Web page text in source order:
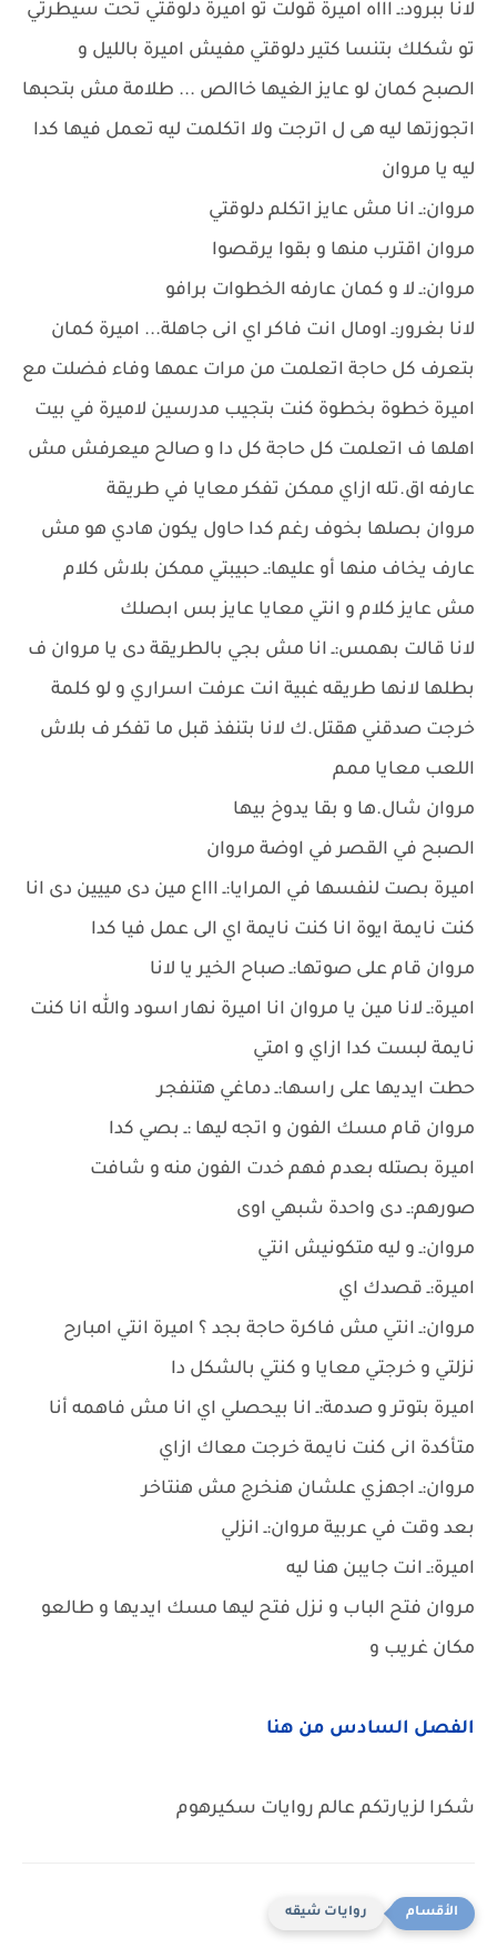
لانا ببرود:ـ اااه اميرة قولت تو اميرة دلوقتي تحت سيطرتي
تو شكلك بتنسا كتير دلوقتي مفيش اميرة بالليل و
الصبح كمان لو عايز الغيها خاالص ... طلامة مش بتحبها
اتجوزتها ليه هى ل اترجت ولا اتكلمت ليه تعمل فيها كدا
ليه يا مروان
مروان:ـ انا مش عايز اتكلم دلوقتي
مروان اقترب منها و بقوا يرقصوا
مروان:ـ لا و كمان عارفه الخطوات برافو
لانا بغرور:ـ اومال انت فاكر اي انى جاهلة... اميرة كمان
بتعرف كل حاجة اتعلمت من مرات عمها وفاء فضلت مع
اميرة خطوة بخطوة كنت بتجيب مدرسين لاميرة في بيت
اهلها ف اتعلمت كل حاجة كل دا و صالح ميعرفش مش
عارفه اق.تله ازاي ممكن تفكر معايا في طريقة
مروان بصلها بخوف رغم كدا حاول يكون هادي هو مش
عارف يخاف منها أو عليها:ـ حبيبتي ممكن بلاش كلام
مش عايز كلام و انتي معايا عايز بس ابصلك
لانا قالت بهمس:ـ انا مش بجي بالطريقة دى يا مروان ف
بطلها لانها طريقه غبية انت عرفت اسراري و لو كلمة
خرجت صدقني هقتل.ك لانا بتنفذ قبل ما تفكر ف بلاش
اللعب معايا ممم
مروان شال.ها و بقا يدوخ بيها
الصبح في القصر في اوضة مروان
اميرة بصت لنفسها في المرايا:ـ اااع مين دى مييين دى انا
كنت نايمة ايوة انا كنت نايمة اي الى عمل فيا كدا
مروان قام على صوتها:ـ صباح الخير يا لانا
اميرة:ـ لانا مين يا مروان انا اميرة نهار اسود والله انا كنت
نايمة لبست كدا ازاي و امتي
حطت ايديها على راسها:ـ دماغي هتنفجر
مروان قام مسك الفون و اتجه ليها :ـ بصي كدا
اميرة بصتله بعدم فهم خدت الفون منه و شافت
صورهم:ـ دى واحدة شبهي اوى
مروان:ـ و ليه متكونيش انتي
اميرة:ـ قصدك اي
مروان:ـ انتي مش فاكرة حاجة بجد ؟ اميرة انتي امبارح
نزلتي و خرجتي معايا و كنتي بالشكل دا
اميرة بتوتر و صدمة:ـ انا بيحصلي اي انا مش فاهمه أنا
متأكدة انى كنت نايمة خرجت معاك ازاي
مروان:ـ اجهزي علشان هنخرج مش هنتاخر
بعد وقت في عربية مروان:ـ انزلي
اميرة:ـ انت جايبن هنا ليه
مروان فتح الباب و نزل فتح ليها مسك ايديها و طالعو
مكان غريب و
الفصل السادس من هنا
شكرا لزيارتكم عالم روايات سكيرهوم
روايات شيقه